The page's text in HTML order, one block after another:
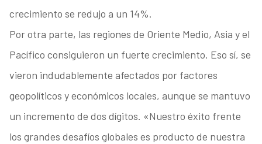
crecimiento se redujo a un 14%.
Por otra parte, las regiones de Oriente Medio, Asia y el
Pacífico consiguieron un fuerte crecimiento. Eso sí, se
vieron indudablemente afectados por factores
geopolíticos y económicos locales, aunque se mantuvo
un incremento de dos dígitos. «Nuestro éxito frente
los grandes desafíos globales es producto de nuestra